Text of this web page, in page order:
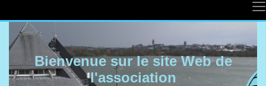
Bienvenue sur le site Web de
l'association